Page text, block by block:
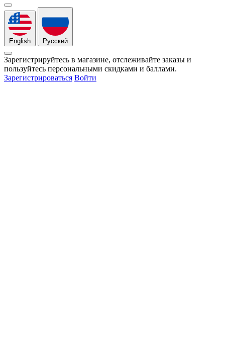
English Русский
Зарегистрируйтесь в магазине, отслеживайте заказы и
пользуйтесь персональными скидками и баллами.
Зарегистрироваться Войти